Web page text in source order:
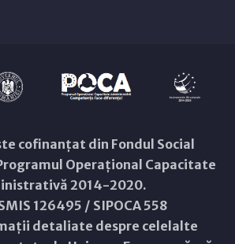
cofinanțat din Fondul Social
Operațional Capacitate
2014-2020.
126495 / SIPOCA 558
detaliate despre celelalte